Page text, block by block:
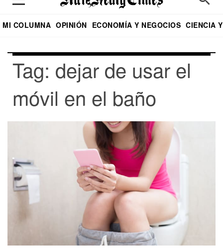
MI COLUMNA OPINIÓN ECONOMÍA Y NEGOCIOS CIENCIA
Tag: dejar de usar el
móvil en el baño